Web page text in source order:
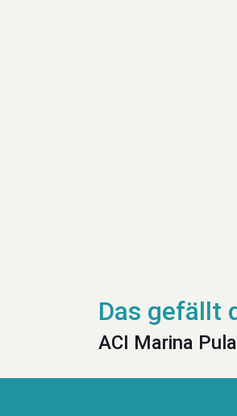
ACI Marina Pula